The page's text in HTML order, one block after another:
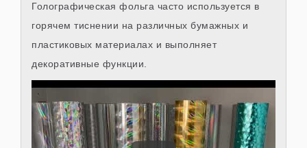
Голографическая фольга часто используется в
горячем тиснении на различных бумажных и
пластиковых материалах и выполняет
декоративные функции.